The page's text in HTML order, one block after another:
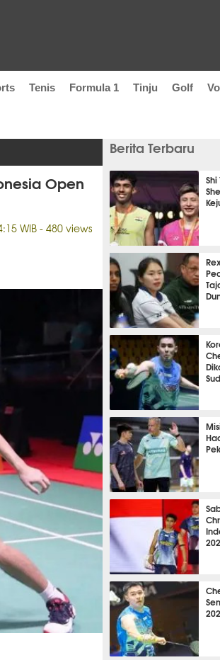
Tenis Formula 1 Tinju Golf
Open
WIB- 480 views
Berita Terbaru
58 menit 34 detik lalu
1 jam 18 menit lalu
1 jam 28 menit lalu
1 jam 37 menit lalu
2 jam 3 menit lalu